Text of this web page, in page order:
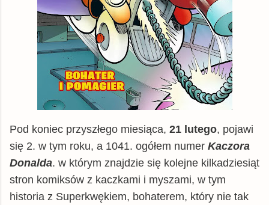
Pod koniec przyszłego miesiąca, 21 lutego, pojawi
się 2. w tym roku, a 1041. ogółem numer Kaczora
Donalda. w którym znajdzie się kolejne kilkadziesiąt
stron komiksów z kaczkami i myszami, w tym
historia z Superkwękiem, bohaterem, który nie tak